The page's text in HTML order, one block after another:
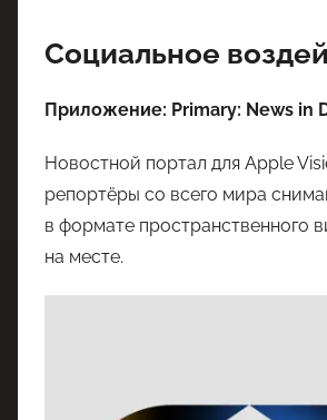
Социальное
Приложение: Primary: News in
Новостной портал для Apple
репортёры со всего мира
в формате пространственного
на месте.